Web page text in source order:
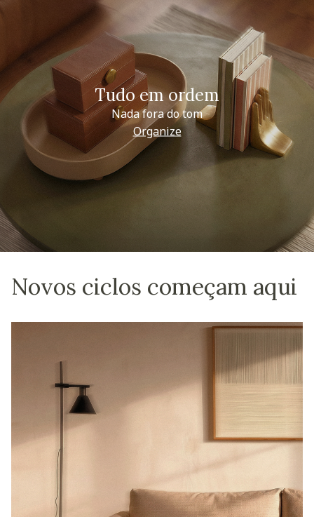
Tudo em ordem
Nada fora do tom
Organize
Novos ciclos começam aqui